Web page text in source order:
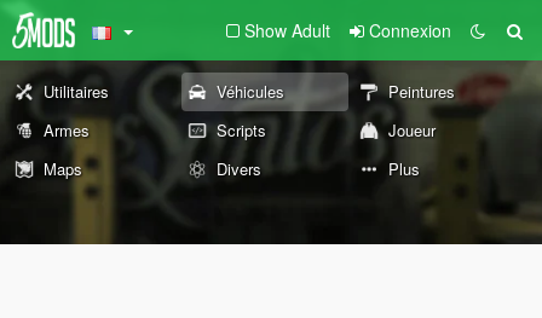
Show Adult Connexion
Utilitaires Véhicules
Peintures
Armes
Scripts
Joueur
Maps
Divers Plus